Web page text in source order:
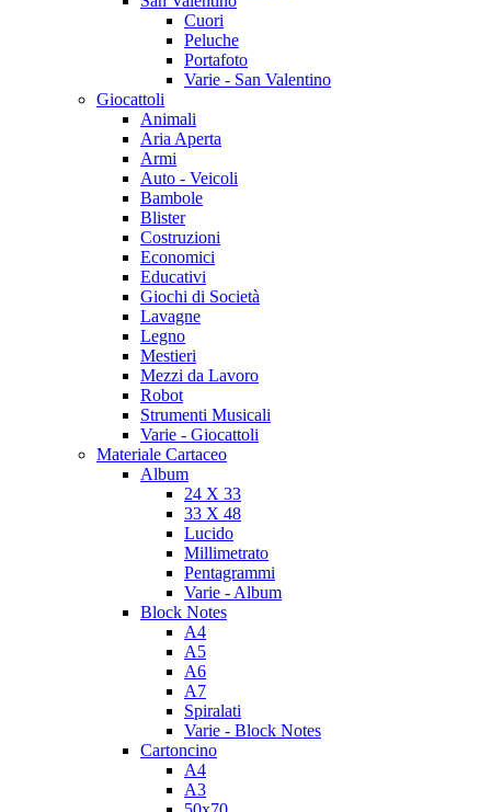
Cuori
Peluche
Portafoto
Varie - San Valentino
Giocattoli
Animali
Aria Aperta
Armi
Auto - Veicoli
Bambole
Blister
Costruzioni
Economici
Educativi
Giochi di Società
Lavagne
Legno
Mestieri
Mezzi da Lavoro
Robot
Strumenti Musicali
Varie - Giocattoli
Materiale Cartaceo
Album
24 X 33
33 X 48
Lucido
Millimetrato
Pentagrammi
Varie - Album
Block Notes
A4
A5
A6
A7
Spiralati
Varie - Block Notes
Cartoncino
A4
A3